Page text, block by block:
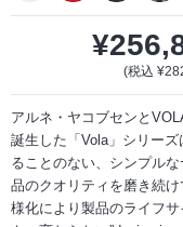
(税込
アルネ・ヤコブセンと
誕生した「Vola」シリー
ることのない、シンプル
品のクオリティを磨き続
様化により製品のライフ